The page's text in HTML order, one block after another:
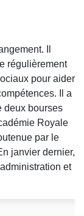
Il
régulièrement
pour aider
Il a
deux bourses
Royale
par le
janvier dernier,
et